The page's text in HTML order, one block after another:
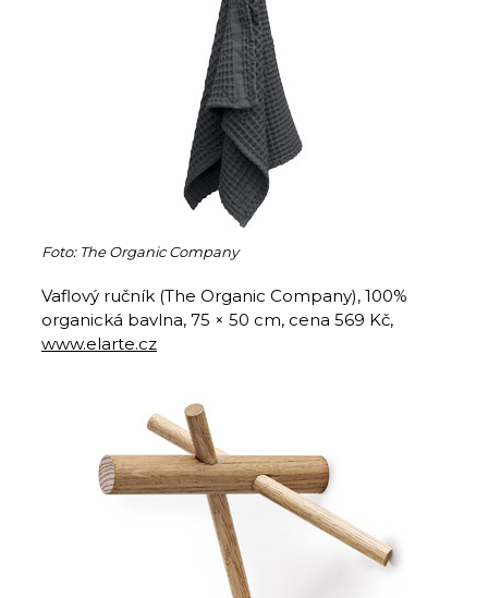
Foto: The Organic Company
Vaflový ručník (The Organic Company), 100%
organická bavlna, 75 × 50 cm, cena 569 Kč,
www.elarte.cz